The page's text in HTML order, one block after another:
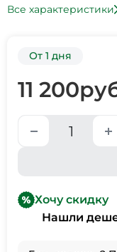
Все характеристики
От 1 дня
11 200
Хочу скидку
Нашли